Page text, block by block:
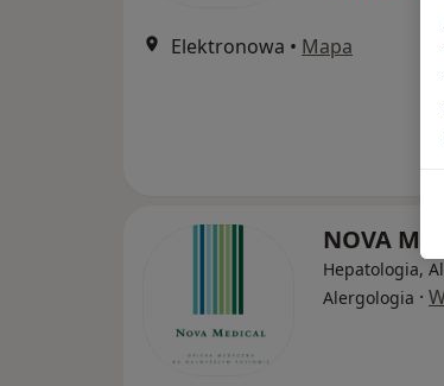
Elektronowa • Mapa
NOVA
Hepatologia,
Alergologia ·